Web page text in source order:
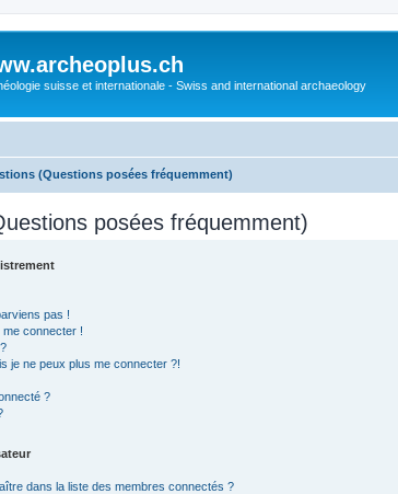
suisse et internationale - Swiss and international archaeology
(Questions posées fréquemment)
posées fréquemment)
pas !
connecter !
je ne peux plus me connecter ?!
?
dans la liste des membres connectés ?